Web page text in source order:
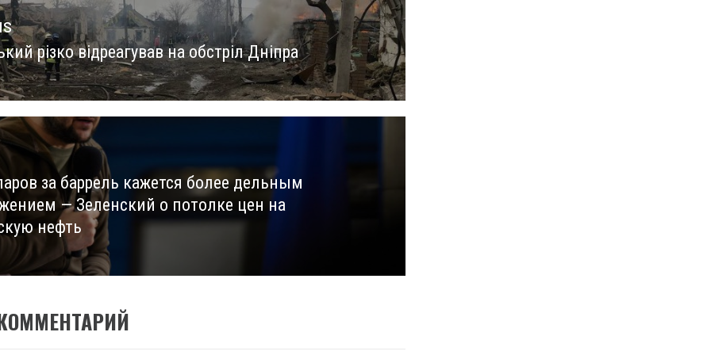
різко відреагував на обстріл Дніпра
за баррель кажется более дельным
— Зеленский о потолке цен на
нефть